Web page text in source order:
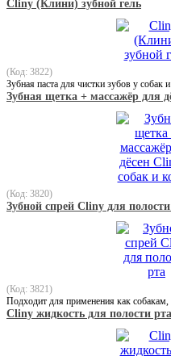
Cliny (Клини) зубной гель
(Код: 3822)
Зубная паста для чистки зубов у собак
Зубная щетка + массажёр для
(Код: 3820)
Зубной спрей Cliny для
(Код: 3821)
Подходит для применения как
Cliny жидкость для полости рта